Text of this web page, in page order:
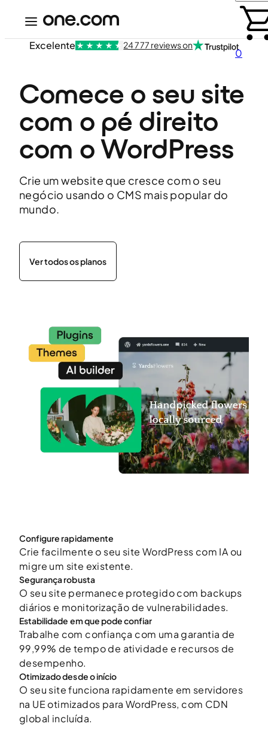
0
Excelente 24 777 reviews on
Comece o seu site
com o pé direito
com o WordPress
Crie um website que cresce com o seu
negócio usando o CMS mais popular do
mundo.
Ver todos os planos
Configure rapidamente
Crie facilmente o seu site WordPress com IA ou
migre um site existente.
Segurança robusta
O seu site permanece protegido com backups
diários e monitorização de vulnerabilidades.
Estabilidade em que pode confiar
Trabalhe com confiança com uma garantia de
99,99% de tempo de atividade e recursos de
desempenho.
Otimizado desde o início
O seu site funciona rapidamente em servidores
na UE otimizados para WordPress, com CDN
global incluída.